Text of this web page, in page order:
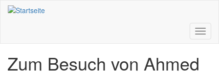
Direkt
zum
Zum Besuch von Ahmed